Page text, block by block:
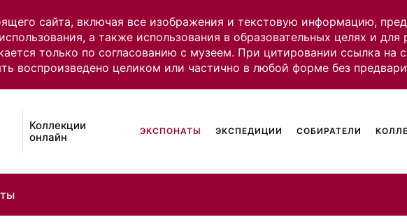
сайта, включая все изображения и текстовую информацию,
а также использования в образовательных целях и
только по согласованию с музеем. При цитировании ссылка на
воспроизведено целиком или частично в любой форме без
Коллекции
онлайн
ЭКСПОНАТЫ ЭКСПЕДИЦИИ СОБИРАТЕЛИ